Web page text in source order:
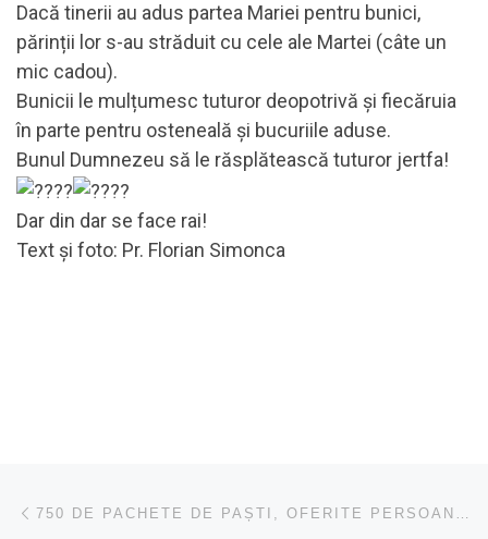
Dacă tinerii au adus partea Mariei pentru bunici,
părinții lor s-au străduit cu cele ale Martei (câte un
mic cadou).
Bunicii le mulțumesc tuturor deopotrivă și fiecăruia
în parte pentru osteneală și bucuriile aduse.
Bunul Dumnezeu să le răsplătească tuturor jertfa!
Dar din dar se face rai!
Text și foto: Pr. Florian Simonca
Navigare în articole